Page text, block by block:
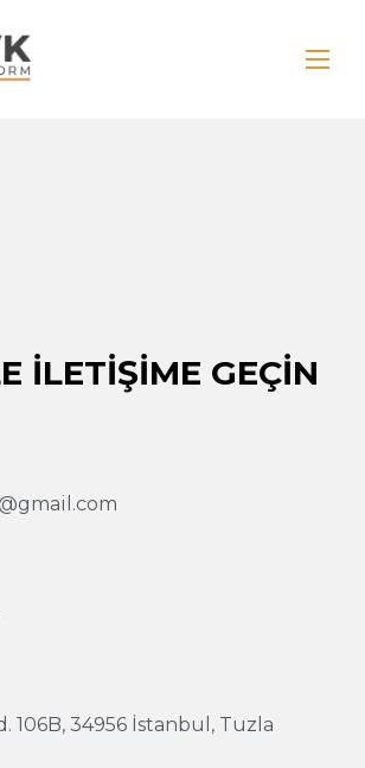
İLETİŞİME GEÇİN
106B, 34956 İstanbul, Tuzla